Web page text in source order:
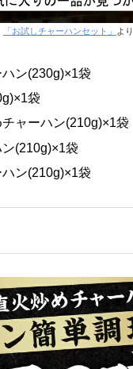
「お試しチャーハンセット」 より
ン(230g)×1袋
袋
ャーハン(210g)×1袋
(210g)×1袋
ン(210g)×1袋